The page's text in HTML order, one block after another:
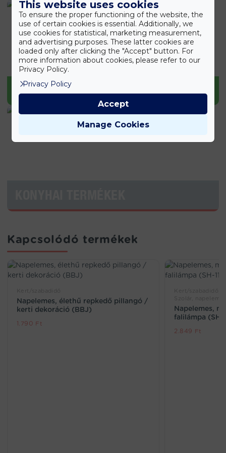
KERTI TERMÉKEK
Kapcsolódó termékek
Napelemes, élethű repkedő pillangó /
kerti dekoráció (BBJ)
1.790 Ft
Napelemes,
falilámpa (SH-
2.849 Ft
This website uses cookies
To ensure the proper functioning of the website, the
use of certain cookies is essential. Additionally, we
use cookies for statistical, marketing measurement,
and advertising purposes. These latter cookies are
loaded only after clicking the "Accept" button. For
more information about cookies, please refer to our
Privacy Policy.
Privacy Policy
Manage Cookies
Accept